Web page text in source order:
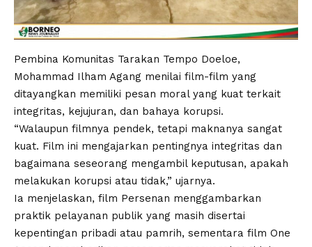
Pembina Komunitas Tarakan Tempo Doeloe,
Mohammad Ilham Agang menilai film-film yang
ditayangkan memiliki pesan moral yang kuat terkait
integritas, kejujuran, dan bahaya korupsi.
“Walaupun filmnya pendek, tetapi maknanya sangat
kuat. Film ini mengajarkan pentingnya integritas dan
bagaimana seseorang mengambil keputusan, apakah
melakukan korupsi atau tidak,” ujarnya.
Ia menjelaskan, film Persenan menggambarkan
praktik pelayanan publik yang masih disertai
kepentingan pribadi atau pamrih, sementara film One